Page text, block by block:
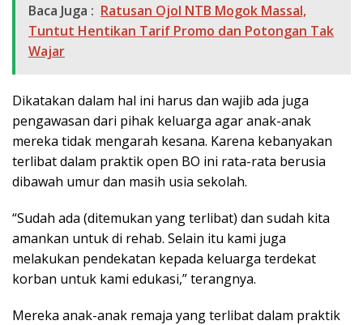
Baca Juga : Ratusan Ojol NTB Mogok Massal,
Tuntut Hentikan Tarif Promo dan Potongan Tak
Wajar
Dikatakan dalam hal ini harus dan wajib ada juga
pengawasan dari pihak keluarga agar anak-anak
mereka tidak mengarah kesana. Karena kebanyakan
terlibat dalam praktik open BO ini rata-rata berusia
dibawah umur dan masih usia sekolah.
“Sudah ada (ditemukan yang terlibat) dan sudah kita
amankan untuk di rehab. Selain itu kami juga
melakukan pendekatan kepada keluarga terdekat
korban untuk kami edukasi,” terangnya.
Mereka anak-anak remaja yang terlibat dalam praktik